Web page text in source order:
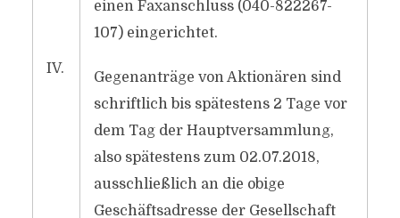
IV.
einen Faxanschluss (040-822267-
107) eingerichtet.
Gegenanträge von Aktionären sind
schriftlich bis spätestens 2 Tage vor
dem Tag der Hauptversammlung,
also spätestens zum 02.07.2018,
ausschließlich an die obige
Geschäftsadresse der Gesellschaft